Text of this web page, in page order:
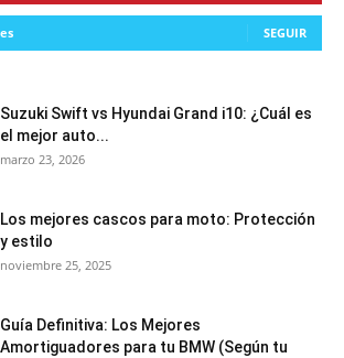
SEGUIR
Suzuki Swift vs Hyundai Grand i10: ¿Cuál es
el mejor auto...
marzo 23, 2026
Los mejores cascos para moto: Protección
y estilo
noviembre 25, 2025
Guía Definitiva: Los Mejores
Amortiguadores para tu BMW (Según tu